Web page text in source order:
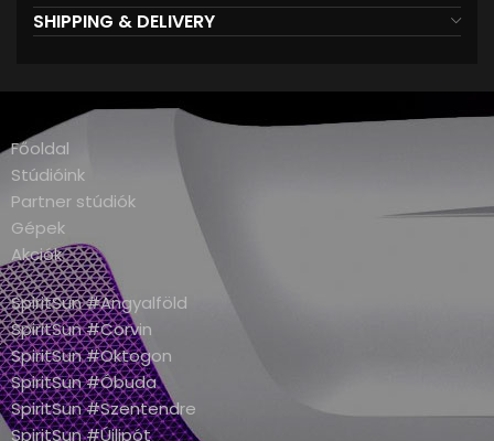
SHIPPING & DELIVERY
Főoldal
Stúdióink
Partner stúdiók
Gépek
Akciók
SpiritSun #Angyalföld
SpiritSun #Corvin
SpiritSun #Oktogon
SpiritSun #Óbuda
SpiritSun #Szentendre
SpiritSun #Újlipót